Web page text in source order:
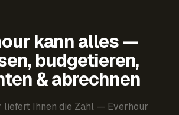
kann alles —
budgetieren,
& abrechnen
liefert Ihnen die Zahl — Everhour